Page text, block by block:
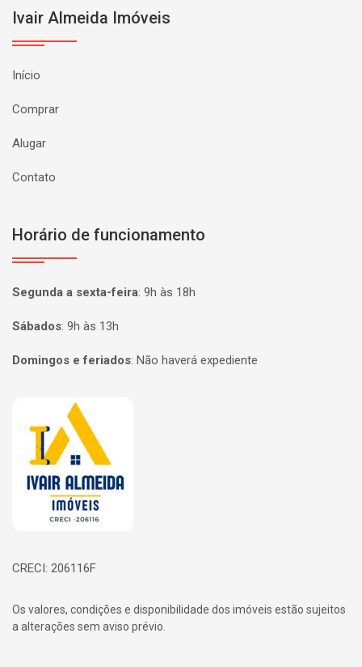
Ivair Almeida Imóveis
Início
Comprar
Alugar
Contato
Horário de funcionamento
Segunda a sexta-feira: 9h às 18h
Sábados: 9h às 13h
Domingos e feriados: Não haverá expediente
Página inicial
CRECI: 206116F
Os valores, condições e disponibilidade dos imóveis estão sujeitos
a alterações sem aviso prévio.